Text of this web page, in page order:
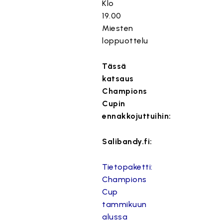
Klo
19.00
Miesten
loppuottelu
Tässä
katsaus
Champions
Cupin
ennakkojuttuihin:
Salibandy.fi:
Tietopaketti:
Champions
Cup
tammikuun
alussa